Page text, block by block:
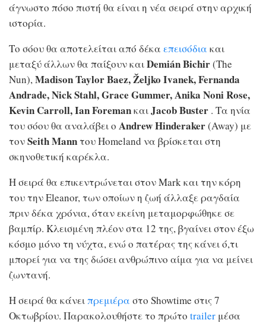
άγνωστο πόσο πιστή θα είναι η νέα σειρά στην αρχική
ιστορία.
Το σόου θα αποτελείται από δέκα επεισόδια και
μεταξύ άλλων θα παίξουν καιDemián Bichir(The
Nun),Madison Taylor Baez, Željko Ivanek, Fernanda
Andrade, Nick Stahl, Grace Gummer, Anika Noni Rose,
Kevin Carroll, Ian ForemanκαιJacob Buster . Τα ηνία
του σόου θα αναλάβει ο Andrew Hinderaker(Away) με
τονSeith Mannτου Homeland να βρίσκεται στη
σκηνοθετική καρέκλα.
Η σειρά θα επικεντρώνεται στον Mark και την κόρη
του την Eleanor, των οποίων η ζωή άλλαξε ραγδαία
πριν δέκα χρόνια, όταν εκείνη μεταμορφώθηκε σε
βαμπίρ. Κλεισμένη πλέον στα 12 της, βγαίνει στον έξω
κόσμο μόνο τη νύχτα, ενώ ο πατέρας της κάνει ό,τι
μπορεί για να της δώσει ανθρώπινο αίμα για να μείνει
ζωντανή.
Η σειρά θα κάνειπρεμιέρα στο Showtime στις 7
Οκτωβρίου. Παρακολουθήστε το πρώτο trailer μέσα